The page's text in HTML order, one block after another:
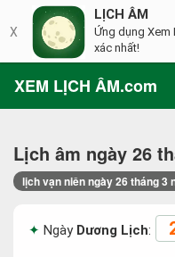
XEM LỊCH ÂM.com
Lịch âm ngày 26
lịch vạn niên ngày 26 tháng 3
Ngày Dương Lịch:
X
LỊCH ÂM
Ứng dụng Xem
xác nhất!